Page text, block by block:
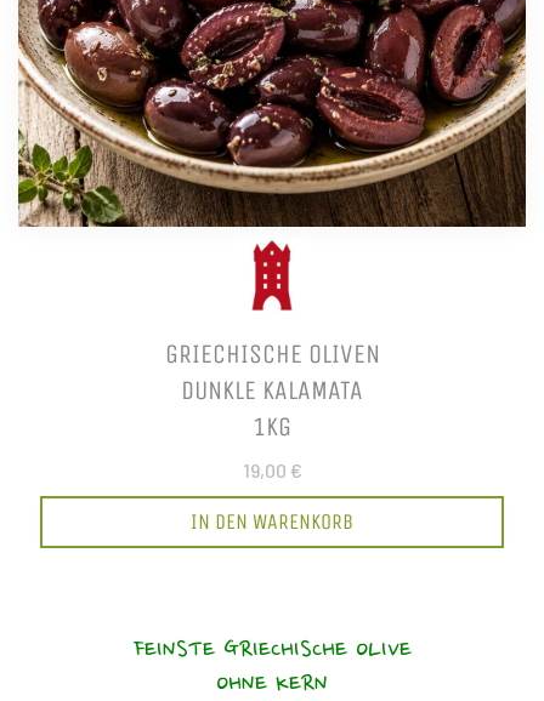
GRIECHISCHE OLIVEN
DUNKLE KALAMATA
1KG
19,00 €
IN DEN WARENKORB
FEINSTE GRIECHISCHE OLIVE
OHNE KERN